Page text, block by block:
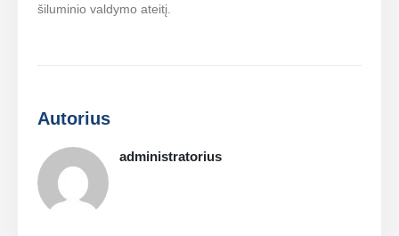
šiluminio valdymo ateitį.
Autorius
administratorius